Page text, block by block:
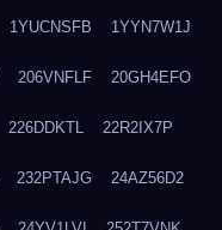
1YUCNSFB 1YYN7W1J
206VNFLF 20GH4EFO
226DDKTL 22R2IX7P
232PTAJG 24AZ56D2